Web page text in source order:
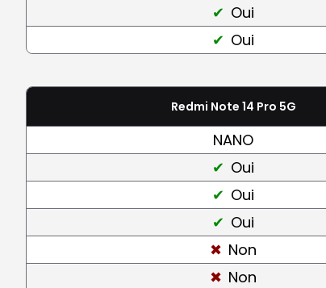
Oui
Oui
Redmi Note 14 Pro 5G
NANO
Oui
Oui
Oui
Non
Non